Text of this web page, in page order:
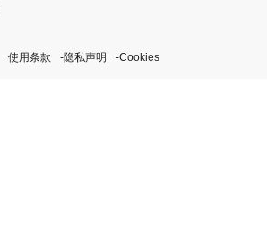
使用条款 隐私声明 Cookies